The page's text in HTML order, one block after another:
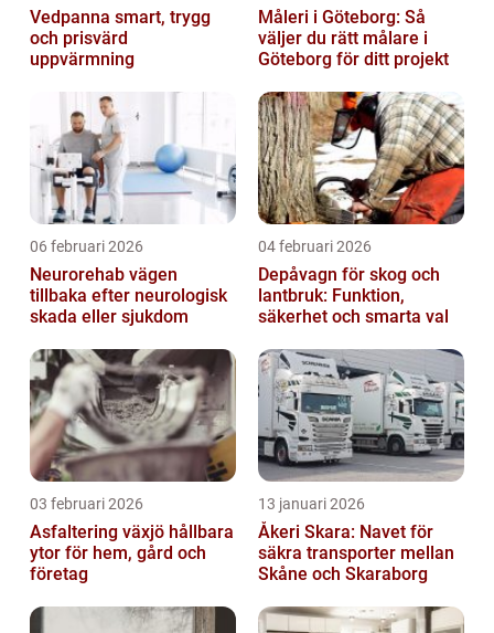
Vedpanna smart, trygg
och prisvärd
uppvärmning
Måleri i Göteborg: Så
väljer du rätt målare i
Göteborg för ditt projekt
06 februari 2026
Neurorehab vägen
tillbaka efter neurologisk
skada eller sjukdom
04 februari 2026
Depåvagn för skog och
lantbruk: Funktion,
säkerhet och smarta val
03 februari 2026
Asfaltering växjö hållbara
ytor för hem, gård och
företag
13 januari 2026
Åkeri Skara: Navet för
säkra transporter mellan
Skåne och Skaraborg